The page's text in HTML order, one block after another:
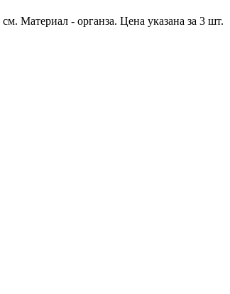
Материал - органза. Цена указана за 3 шт.